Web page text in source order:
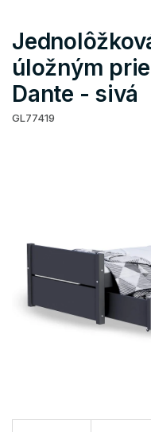
úložným
Dante - sivá
GL77419